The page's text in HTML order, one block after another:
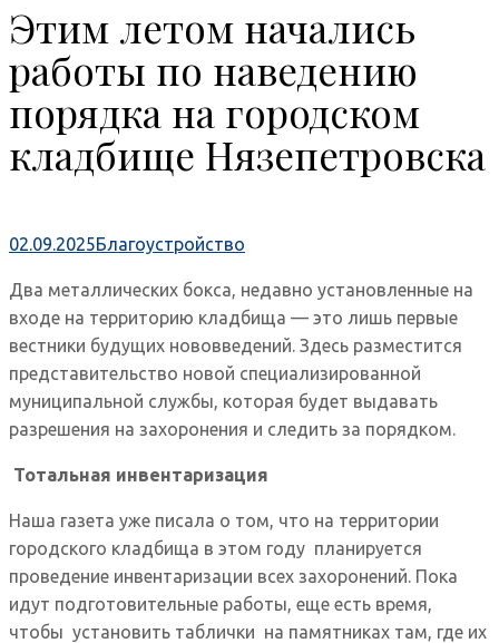
Этим летом начались
работы по наведению
порядка на городском
кладбище Нязепетровска
02.09.2025Благоустройство
Два металлических бокса, недавно установленные на
входе на территорию кладбища — это лишь первые
вестники будущих нововведений. Здесь разместится
представительство новой специализированной
муниципальной службы, которая будет выдавать
разрешения на захоронения и следить за порядком.
Тотальная инвентаризация
Наша газета уже писала о том, что на территории
городского кладбища в этом году планируется
проведение инвентаризации всех захоронений. Пока
идут подготовительные работы, еще есть время,
чтобы установить таблички на памятниках там, где их